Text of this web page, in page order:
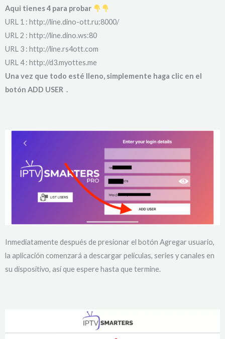
Aqui tienes 4 para probar
URL 1 : http://line.dino-ott.ru:8000/
URL 2 : http://line.dino.ws:80
URL 3 : http://line.rs4ott.com
URL 4 : http://d3.myottes.me
Una vez que todo esté lleno, simplemente haga clic en el
botón ADD USER .
Inmediatamente después de presionar el botón Agregar usuario,
la aplicación comenzará a descargar películas, series y canales en
su dispositivo, así que espere hasta que termine.